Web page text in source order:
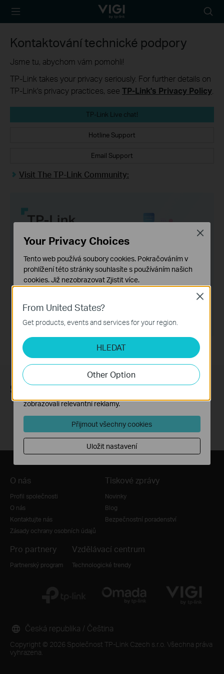
TP-Link, Reliably
icon
Kontaktování technické podpory
Jsme tu, abychom vám pomohli!
TP-Link takes your privacy seriously. For further details on
TP-Link's privacy practices, see TP-Link's Privacy Policy
TP-Link Live chat!
Hotline Support
Email Support
Visit The TP-Link Community:
Sledujte nás
O nás
Profil společnosti
O nás
Kontaktujte nás
Zásady ochrany osobních údajů
Tiskové zprávy
Novinky
Blog
Bezpečnostní poradenství
Pro partnery
Partnerský program
Vzdělávací centrum
Technologické trendy
Copyright © 2026 Společnost TP-Link Czech s.r.o. Všechna práva
vyhrazena.
Česká republika / Čeština
From United States?
Get products, events and services for your region.
HLEDAT
Other Option
Close
Your Privacy Choices
Tento web používá soubory cookies. Pokračováním v
prohlížení této stránky souhlasíte s používáním našich
cookies.Již nezobrazovatZjistit více.
Tyto cookies jsou nezbytné pro fungování webových
stránek a nelze je ve vašich systémech deaktivovat.
Analytické a marketingové cookies
Soubory cookie pro nám umožňují analyzovat vaše
aktivity na našich webových stránkách za účelem
zlepšení a přizpůsobení jejich funkčnosti.
Marketingové soubory cookie mohou prostřednictvím
zobrazovali relevantní reklamy.
Přijmout všechny cookies
Uložit nastavení
Close